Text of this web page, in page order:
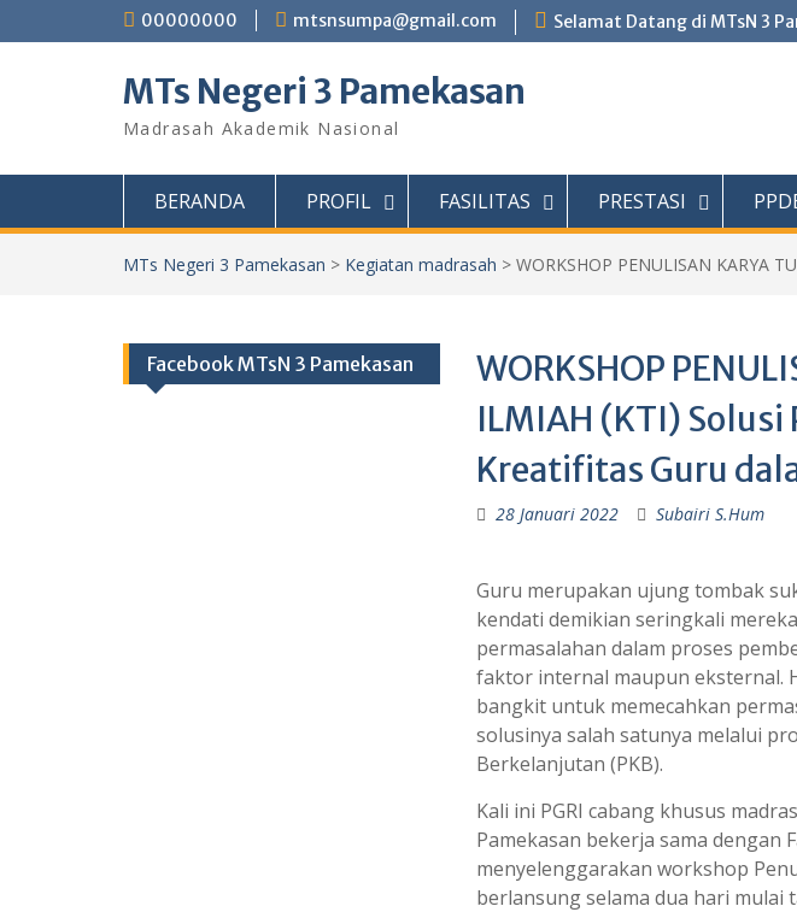
to
00000000 mtsnsumpa@gmail.com Selamat Datang di MTsN 3
MTs Negeri 3 Pamekasan
Madrasah Akademik Nasional
BERANDA PROFIL FASILITAS PRESTASI
MTs Negeri 3 Pamekasan > Kegiatan madrasah > WORKSHOP PENULISAN KARYA
WORKSHOP
ILMIAH (KTI) Solusi
Kreatifitas Guru
28 Januari 2022 Subairi S.Hum
Guru merupakan ujung tombak
kendati demikian seringkali
permasalahan dalam proses
faktor internal maupun eksternal.
bangkit untuk memecahkan
solusinya salah satunya melalui
Berkelanjutan (PKB).
Kali ini PGRI cabang khusus
Pamekasan bekerja sama dengan
menyelenggarakan workshop
berlansung selama dua hari mulai
Facebook MTsN 3 Pamekasan